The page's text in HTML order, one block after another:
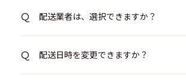
配送業者は、選択できますか？
配送日時を変更できますか？